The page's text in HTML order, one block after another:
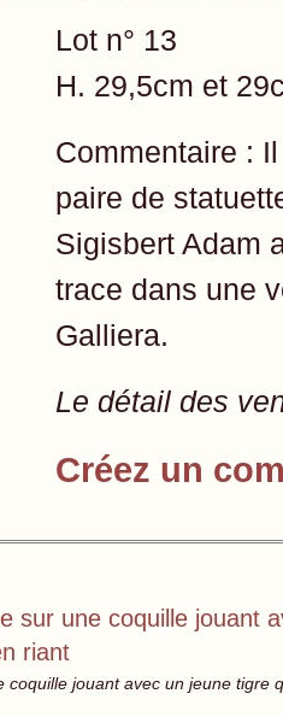
Lot n° 13
H. 29,5cm et
Commentaire :
paire de
Sigisbert Adam
trace dans une
Galliera.
Le détail des
Créez un
sur une coquille jouant
riant
coquille jouant avec un jeune